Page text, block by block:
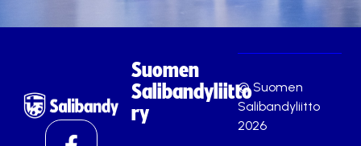
Suomen
Salibandyliitto
ry
© Suomen
Salibandyliitto
2026